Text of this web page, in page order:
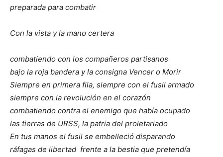
preparada para combatir
Con la vista y la mano certera
combatiendo con los compañeros partisanos
bajo la roja bandera y la consigna Vencer o Morir
Siempre en primera fila, siempre con el fusil armado
siempre con la revolución en el corazón
combatiendo contra el enemigo que había ocupado
las tierras de URSS, la patria del proletariado
En tus manos el fusil se embelleció disparando
ráfagas de libertad frente a la bestia que pretendía